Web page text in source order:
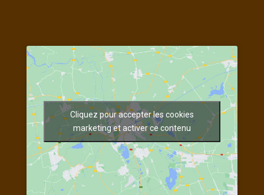
Cliquez pour accepter les cookies
marketing et activer ce contenu